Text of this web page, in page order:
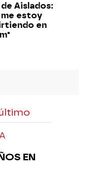
Aislados:
me estoy
en
EN